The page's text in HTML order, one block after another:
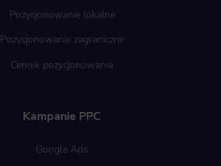
Pozycjonowanie lokalne
Pozycjonowanie zagraniczne
Cennik pozycjonowania
Kampanie PPC
Google Ads